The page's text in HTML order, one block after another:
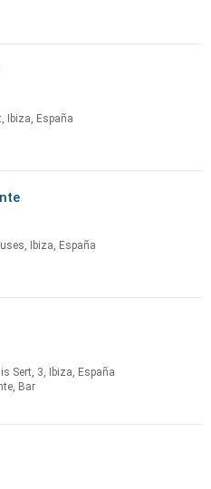
Ibiza, España
Ibiza, España
Sert, 3, Ibiza, España
Bar